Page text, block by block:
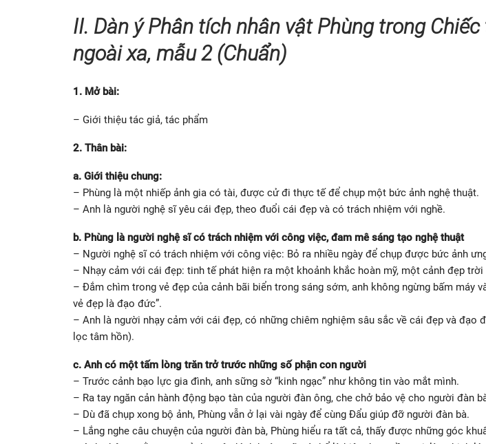
II. Dàn ý Phân tích nhân vật Phùng trong
ngoài xa, mẫu 2 (Chuẩn)
1. Mở bài:
– Giới thiệu tác giả, tác phẩm
2. Thân bài:
a. Giới thiệu chung:
– Phùng là một nhiếp ảnh gia có tài, được cử đi thực tế để chụp một bức ảnh nghệ thuật.
– Anh là người nghệ sĩ yêu cái đẹp, theo đuổi cái đẹp và có trách nhiệm với nghề.
b. Phùng là người nghệ sĩ có trách nhiệm với công việc, đam mê sáng tạo nghệ thuật
– Người nghệ sĩ có trách nhiệm với công việc: Bỏ ra nhiều ngày để chụp được bức ảnh
– Nhạy cảm với cái đẹp: tinh tế phát hiện ra một khoảnh khắc hoàn mỹ, một cảnh đẹp trời
– Đắm chìm trong vẻ đẹp của cảnh bãi biển trong sáng sớm, anh không ngừng bấm máy
vẻ đẹp là đạo đức”.
– Anh là người nhạy cảm với cái đẹp, có những chiêm nghiệm sâu sắc về cái đẹp và đạo
lọc tâm hồn).
c. Anh có một tấm lòng trăn trở trước những số phận con người
– Trước cảnh bạo lực gia đình, anh sững sờ “kinh ngạc” như không tin vào mắt mình.
– Ra tay ngăn cản hành động bạo tàn của người đàn ông, che chở bảo vệ cho người đàn
– Dù đã chụp xong bộ ảnh, Phùng vẫn ở lại vài ngày để cùng Đẩu giúp đỡ người đàn bà.
– Lắng nghe câu chuyện của người đàn bà, Phùng hiểu ra tất cả, thấy được những góc